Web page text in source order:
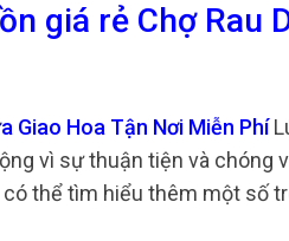
giá rẻ Chợ Rau
Giao Hoa Tận Nơi Miễn Phí
vì sự thuận tiện và chóng
thể tìm hiểu thêm một số